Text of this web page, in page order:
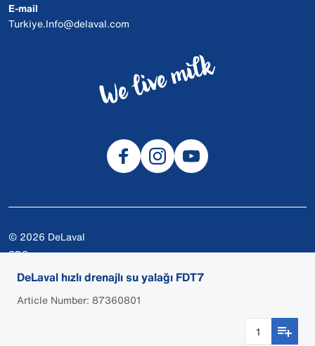
DeLaval hızlı drenajlı su yalağı FDT7
Article Number: 87360801
E-mail
Turkiye.Info@delaval.com
© 2026 DeLaval
SDS
Çerezler